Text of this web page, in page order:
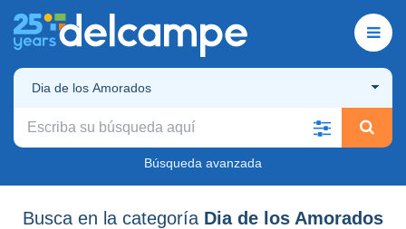
Dia de los Amorados
Búsqueda avanzada
Busca en la categoría Dia de los Amorados